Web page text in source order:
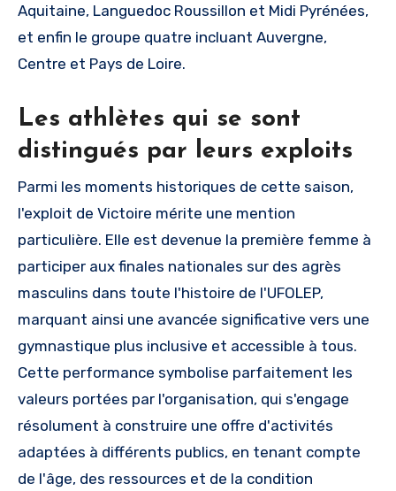
Aquitaine, Languedoc Roussillon et Midi Pyrénées,
et enfin le groupe quatre incluant Auvergne,
Centre et Pays de Loire.
Les athlètes qui se sont
distingués par leurs exploits
Parmi les moments historiques de cette saison,
l'exploit de Victoire mérite une mention
particulière. Elle est devenue la première femme à
participer aux finales nationales sur des agrès
masculins dans toute l'histoire de l'UFOLEP,
marquant ainsi une avancée significative vers une
gymnastique plus inclusive et accessible à tous.
Cette performance symbolise parfaitement les
valeurs portées par l'organisation, qui s'engage
résolument à construire une offre d'activités
adaptées à différents publics, en tenant compte
de l'âge, des ressources et de la condition